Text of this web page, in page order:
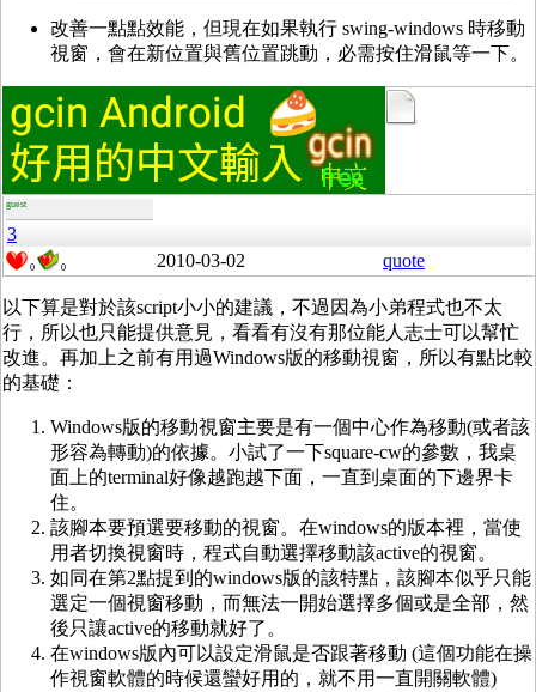
改善一點點效能，但現在如果執行 swing-windows 時移動
視窗，會在新位置與舊位置跳動，必需按住滑鼠等一下。
guest
3
0 0 2010-03-02 quote
以下算是對於該script小小的建議，不過因為小弟程式也不太
行，所以也只能提供意見，看看有沒有那位能人志士可以幫忙
改進。再加上之前有用過Windows版的移動視窗，所以有點比較
的基礎：
Windows版的移動視窗主要是有一個中心作為移動(或者該
形容為轉動)的依據。小試了一下square-cw的參數，我桌
面上的terminal好像越跑越下面，一直到桌面的下邊界卡
住。
該腳本要預選要移動的視窗。在windows的版本裡，當使
用者切換視窗時，程式自動選擇移動該active的視窗。
如同在第2點提到的windows版的該特點，該腳本似乎只能
選定一個視窗移動，而無法一開始選擇多個或是全部，然
後只讓active的移動就好了。
在windows版內可以設定滑鼠是否跟著移動 (這個功能在操
作視窗軟體的時候還蠻好用的，就不用一直開關軟體)